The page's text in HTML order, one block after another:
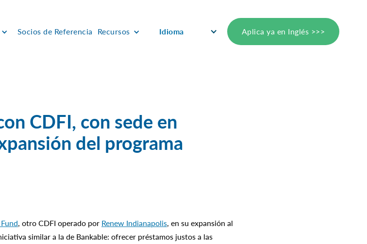
Socios de Referencia Recursos Idioma Aplica ya en Inglés >>>
CDFI, con sede en
del programa
, otro CDFI operado por Renew Indianapolis, en su expansión al
similar a la de Bankable: ofrecer préstamos justos a las